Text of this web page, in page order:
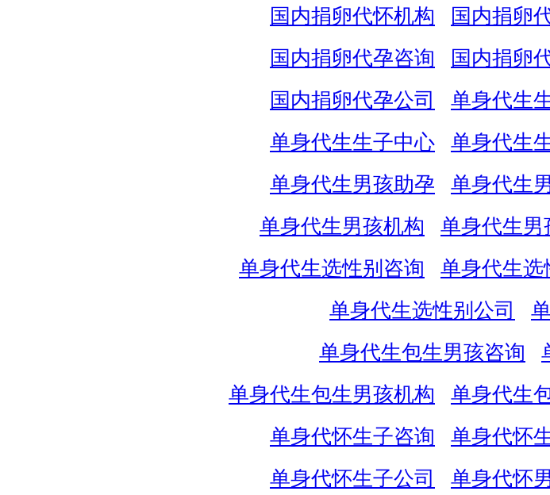
国内捐卵代怀机构
国内捐卵
国内捐卵代孕咨询
国内捐卵
国内捐卵代孕公司
单身代生
单身代生生子中心
单身代生
单身代生男孩助孕
单身代生
单身代生男孩机构
单身代生男
单身代生选性别咨询
单身代生选
单身代生选性别公司
单身代生包生男孩咨询
单身代生包生男孩机构
单身代生
单身代怀生子咨询
单身代怀
单身代怀生子公司
单身代怀